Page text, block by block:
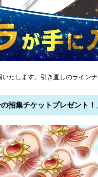
たします。引き直しのライン
招集チケットプレゼント！